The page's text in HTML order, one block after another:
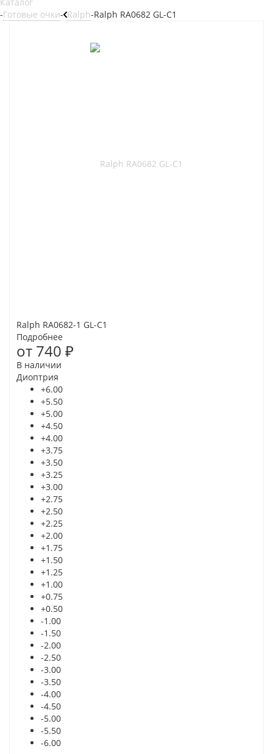
-Готовые очки- Ralph-Ralph RA0682 GL-C1
Ralph RA0682-1 GL-C1
Подробнее
от 740 ₽
В наличии
Диоптрия
+6.00
+5.50
+5.00
+4.50
+4.00
+3.75
+3.50
+3.25
+3.00
+2.75
+2.50
+2.25
+2.00
+1.75
+1.50
+1.25
+1.00
+0.75
+0.50
-1.00
-1.50
-2.00
-2.50
-3.00
-3.50
-4.00
-4.50
-5.00
-5.50
-6.00